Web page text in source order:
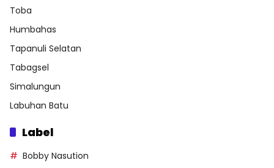
Toba
Humbahas
Tapanuli Selatan
Tabagsel
Simalungun
Labuhan Batu
Label
Bobby Nasution